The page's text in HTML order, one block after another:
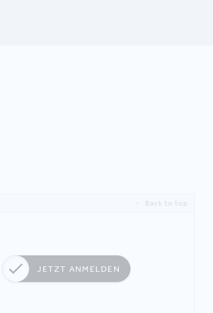
Back to top
JETZT ANMELDEN